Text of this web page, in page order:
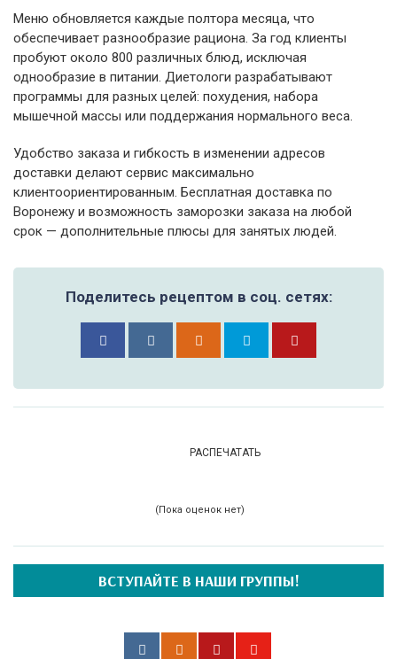
Меню обновляется каждые полтора месяца, что
обеспечивает разнообразие рациона. За год клиенты
пробуют около 800 различных блюд, исключая
однообразие в питании. Диетологи разрабатывают
программы для разных целей: похудения, набора
мышечной массы или поддержания нормального веса.
Удобство заказа и гибкость в изменении адресов
доставки делают сервис максимально
клиентоориентированным. Бесплатная доставка по
Воронежу и возможность заморозки заказа на любой
срок — дополнительные плюсы для занятых людей.
Поделитесь рецептом в соц. сетях:
РАСПЕЧАТАТЬ
(Пока оценок нет)
ВСТУПАЙТЕ В НАШИ ГРУППЫ!